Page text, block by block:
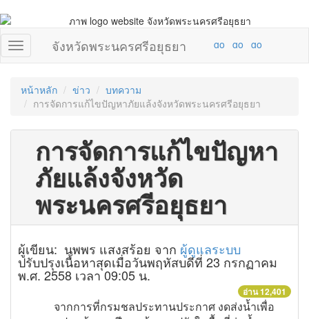
จังหวัดพระนครศรีอยุธยา
หน้าหลัก ข่าว
บทความ
การจัดการแก้ไขปัญหาภัยแล้งจังหวัดพระนครศรีอยุธยา
การจัดการแก้ไขปัญหา
ภัยแล้งจังหวัด
พระนครศรีอยุธยา
ผู้เขียน: นพพร แสงสร้อย จาก ผู้ดูแลระบบ
ปรับปรุงเนื้อหาสุดเมื่อวันพฤหัสบดีที่ 23 กรกฏาคม
พ.ศ. 2558 เวลา 09:05 น.
อ่าน 12,401
จากการที่กรมชลประทานประกาศ งดส่งน้ำเพื่อ